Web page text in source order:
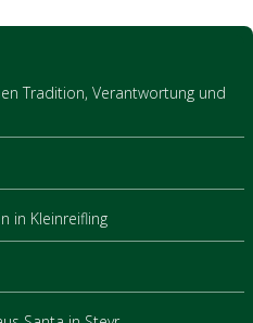
Tradition, Verantwortung und
in Kleinreifling